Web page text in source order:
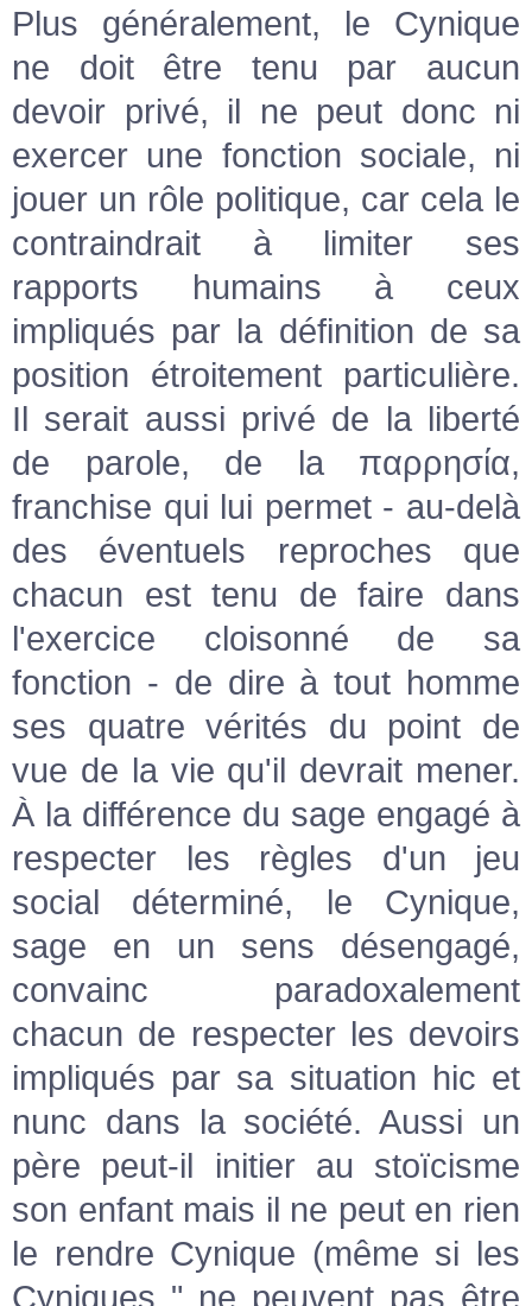
Plus généralement, le Cynique
ne doit être tenu par aucun
devoir privé, il ne peut donc ni
exercer une fonction sociale, ni
jouer un rôle politique, car cela le
contraindrait à limiter ses
rapports humains à ceux
impliqués par la définition de sa
position étroitement particulière.
Il serait aussi privé de la liberté
de parole, de la παρρησία,
franchise qui lui permet - au-delà
des éventuels reproches que
chacun est tenu de faire dans
l'exercice cloisonné de sa
fonction - de dire à tout homme
ses quatre vérités du point de
vue de la vie qu'il devrait mener.
À la différence du sage engagé à
respecter les règles d'un jeu
social déterminé, le Cynique,
sage en un sens désengagé,
convainc paradoxalement
chacun de respecter les devoirs
impliqués par sa situation hic et
nunc dans la société. Aussi un
père peut-il initier au stoïcisme
son enfant mais il ne peut en rien
le rendre Cynique (même si les
Cyniques " ne peuvent pas être